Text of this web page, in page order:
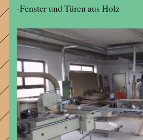
-Fenster und Türen aus Holz